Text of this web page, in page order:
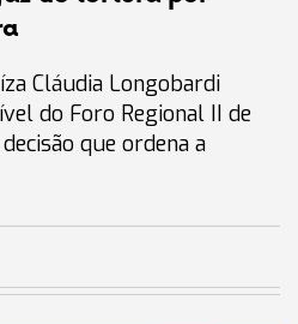
Cláudia Longobardi
do Foro Regional II de
que ordena a